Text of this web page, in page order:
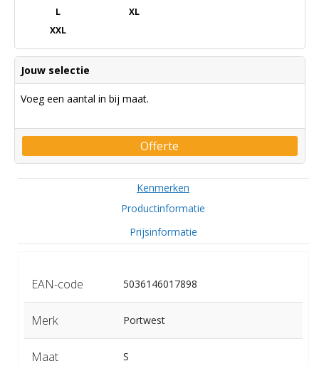
L
XL
XXL
Jouw selectie
Voeg een aantal in bij maat.
Offerte
Kenmerken
Productinformatie
Prijsinformatie
EAN-code 5036146017898
Merk Portwest
Maat S